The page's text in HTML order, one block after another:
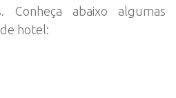
Conheça abaixo algumas
hotel: